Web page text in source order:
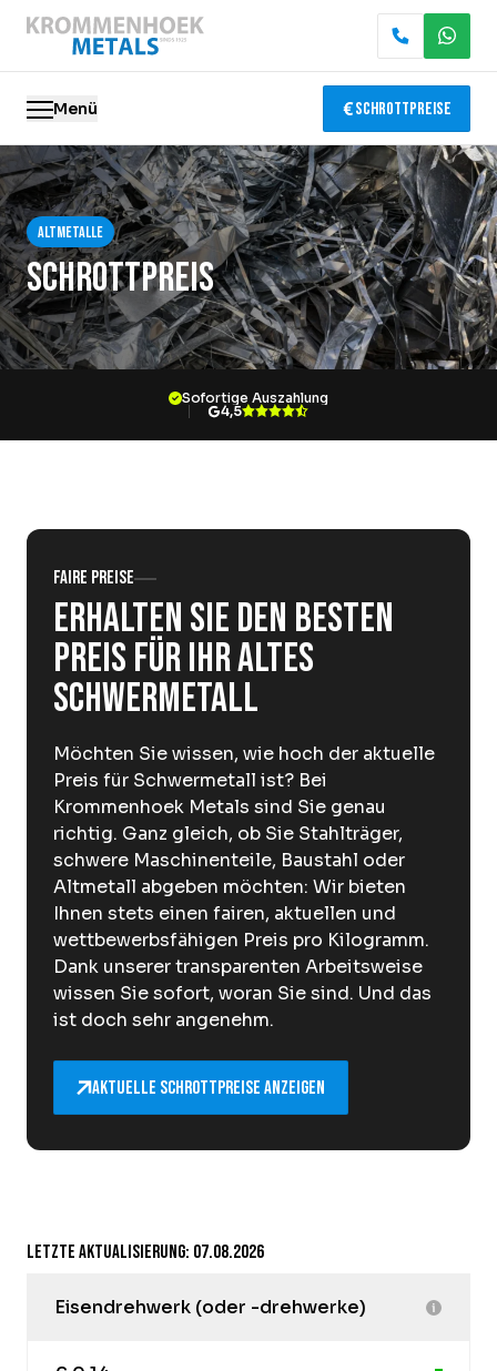
Menü Schrottpreise
Altmetalle
Elektronik-Recycling
Abbruch & Demontage
Katalysator-Recycling
Arbeiten bei
Sofort abgeben
Altmetalle
Schrottpreis
Sofortige Auszahlung
4,5
Faire Preise
Erhalten Sie den besten
Preis für Ihr altes
Schwermetall
Möchten Sie wissen, wie hoch der aktuelle
Preis für Schwermetall ist? Bei
Krommenhoek Metals sind Sie genau
richtig. Ganz gleich, ob Sie Stahlträger,
schwere Maschinenteile, Baustahl oder
Altmetall abgeben möchten: Wir bieten
Ihnen stets einen fairen, aktuellen und
wettbewerbsfähigen Preis pro Kilogramm.
Dank unserer transparenten Arbeitsweise
wissen Sie sofort, woran Sie sind. Und das
ist doch sehr angenehm.
Aktuelle Schrottpreise anzeigen
Letzte Aktualisierung: 07.08.2026
Eisendrehwerk (oder -drehwerke)